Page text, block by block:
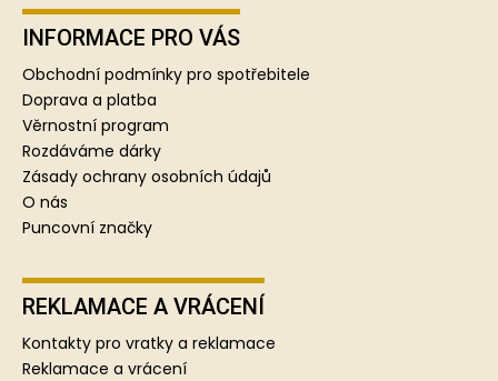
INFORMACE PRO VÁS
Obchodní podmínky pro spotřebitele
Doprava a platba
Věrnostní program
Rozdáváme dárky
Zásady ochrany osobních údajů
O nás
Puncovní značky
REKLAMACE A VRÁCENÍ
Kontakty pro vratky a reklamace
Reklamace a vrácení